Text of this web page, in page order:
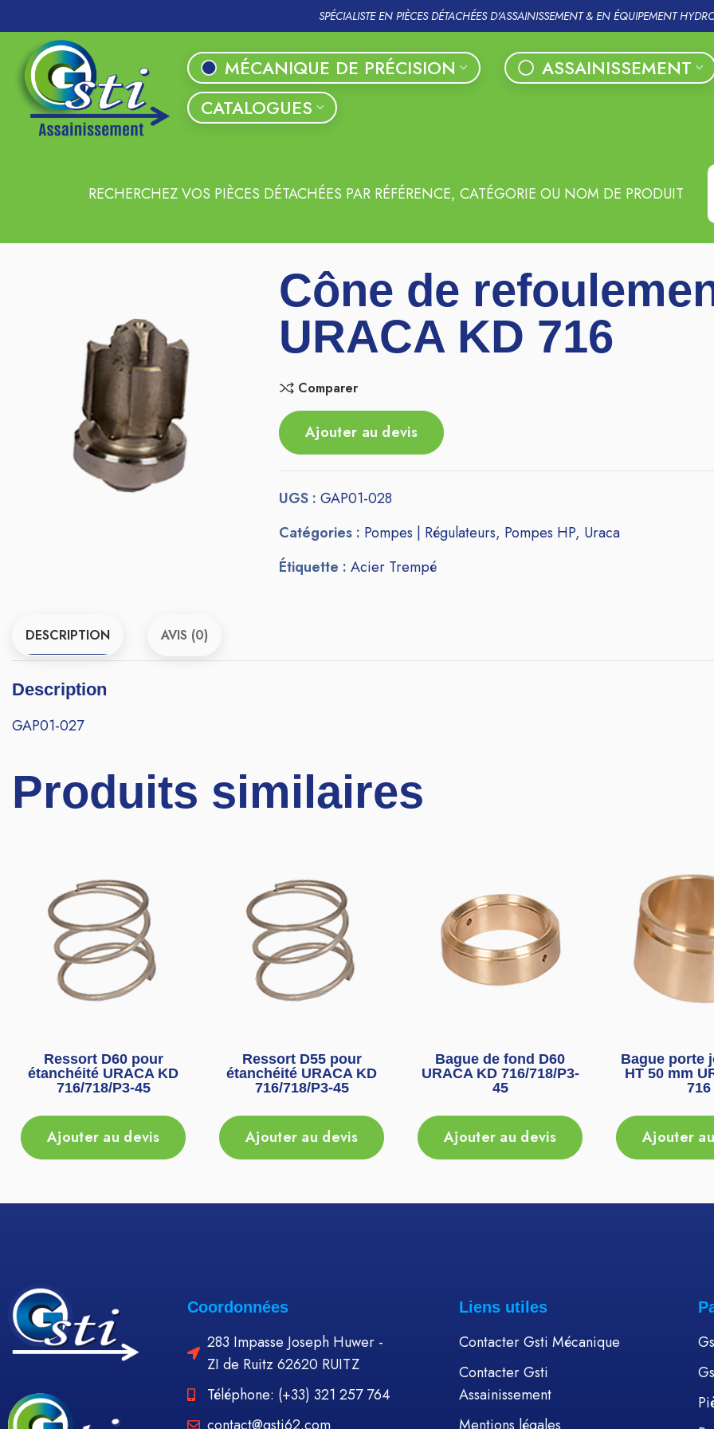
SPÉCIALISTE EN PIÈCES DÉTACHÉES D'ASSAINISSEMENT & EN ÉQUIPEMENT
MÉCANIQUE DE PRÉCISION
ASSAINISSEMENT
CATALOGUES
RECHERCHEZ VOS PIÈCES DÉTACHÉES PAR RÉFÉRENCE, CATÉGORIE OU NOM DE PRODUIT
Cône de
URACA KD 716
Comparer
Ajouter au devis
UGS :GAP01-028
Catégories : Pompes | Régulateurs, Pompes HP, Uraca
Étiquette :Acier Trempé
DESCRIPTION AVIS (0)
Description
GAP01-027
Produits similaires
Ressort D60 pour
étanchéité URACA KD
716/718/P3-45
Ajouter au devis
Ressort D55 pour
étanchéité URACA KD
716/718/P3-45
Ajouter au devis
Bague de fond D60
URACA KD 716/718/P3-
45
Ajouter au devis
Bague porte
HT 50 mm
716
Ajouter
Coordonnées
283 Impasse Joseph Huwer -
ZI de Ruitz 62620 RUITZ
Téléphone: (+33) 321 257 764
contact@gsti62.com
Liens utiles
Contacter Gsti Mécanique
Contacter Gsti
Assainissement
Mentions légales